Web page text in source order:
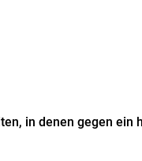
in denen gegen ein